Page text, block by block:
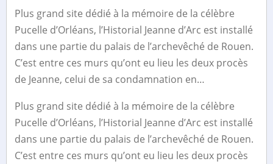
Plus grand site dédié à la mémoire de la célèbre
Pucelle d’Orléans, l’Historial Jeanne d’Arc est installé
dans une partie du palais de l’archevêché de Rouen.
C’est entre ces murs qu’ont eu lieu les deux procès
de Jeanne, celui de sa condamnation en…
Plus grand site dédié à la mémoire de la célèbre
Pucelle d’Orléans, l’Historial Jeanne d’Arc est installé
dans une partie du palais de l’archevêché de Rouen.
C’est entre ces murs qu’ont eu lieu les deux procès